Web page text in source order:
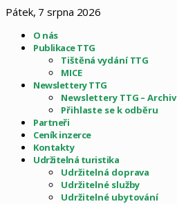
Pátek, 7 srpna 2026
O nás
Publikace TTG
Tištěná vydání TTG
MICE
Newslettery TTG
Newslettery TTG – Archiv
Přihlaste se k odběru
Partneři
Ceník inzerce
Kontakty
Udržitelná turistika
Udržitelná doprava
Udržitelné služby
Udržitelné ubytování